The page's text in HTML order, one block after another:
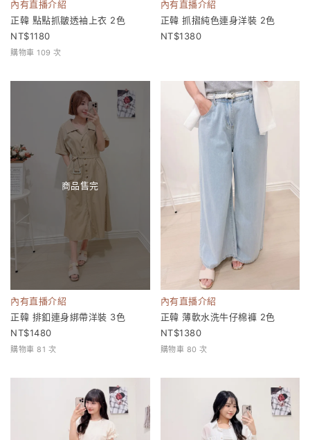
內有直播介紹
正韓 點點抓皺透袖上衣 2色
1180
購物車 109 次
內有直播介紹
正韓 抓摺純色連身洋裝 2色
1380
商品售完
內有直播介紹
正韓 排釦連身綁帶洋裝 3色
1480
購物車 81 次
內有直播介紹
正韓 薄軟水洗牛仔棉褲 2色
1380
購物車 80 次